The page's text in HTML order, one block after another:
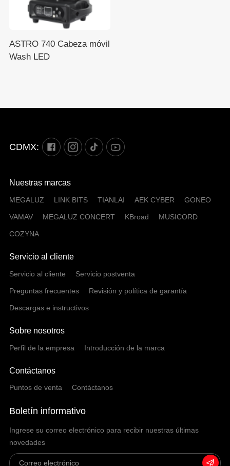
ASTRO 740 Cabeza móvil
Wash LED
CDMX:
Nuestras marcas
MEGALUZ LINK BITS TIANLAI AEK CYBER GONEO
VAMAV MEGALUZ CONCERT KBroad MUSICORD
COZYNA
Servicio al cliente
Servicio al cliente Servicio postventa
Preguntas frecuentes Revisión y política de garantía
Descargas e instructivos
Sobre nosotros
Perfil de la empresa Introducción de la marca
Contáctanos
Puntos de venta Contáctanos
Boletín informativo
Ingrese su correo electrónico para recibir nuestras últimas
novedades